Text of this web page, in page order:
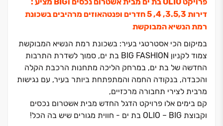
דירות ‏3.5,3, ‏4, ‏5 חדרים ופנטהאוזים מרהיבים
בשכונת
רמת הנשיא המבוקשת
במיקום הכי אסטרטגי בעיר: בשכונת רמת הנשיא המבוקשת
צמוד לקניון BIG FASHION בת ים, סמוך לשדרת התרבות
החדשה של בת ים, במרחק הליכה מתחנות הרכבת הקלה
והכבדה, בנקודה החמה והמתפתחת ביותר בעיר, עם נגישות
מרבית לצירי תחבורה מרכזיים,
קם בימים אלו פרויקט הדגל החדש מבית אשטרום נכסים
וקבוצת BIG
‏–
OLIO בת ים - חווית מגורים שיש בה הכל!